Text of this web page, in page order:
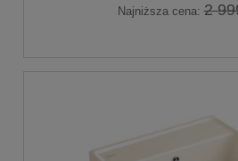
Najniższa cena:2